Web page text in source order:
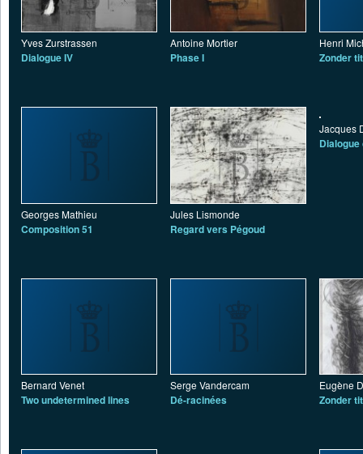
Yves Zurstrassen
Dialogue IV
Antoine Mortier
Phase I
Henri
Zonder
Georges Mathieu
Composition 51
Jules Lismonde
Regard vers Pégoud
Jacques
Dialogue
Bernard Venet
Two undetermined lines
Serge Vandercam
Dé-racinées
Eugène
Zonder